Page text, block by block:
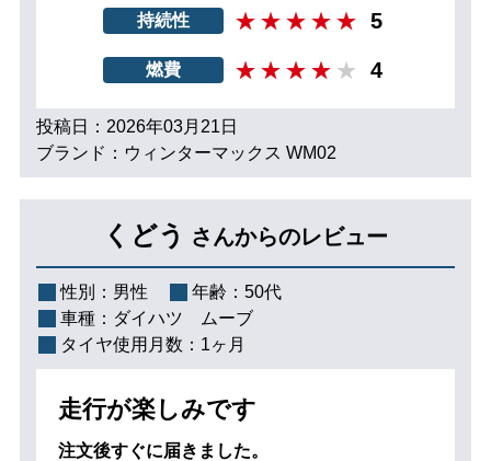
持続性 5
燃費 4
投稿日：2026年03月21日
ブランド：ウィンターマックス WM02
くどう さんからのレビュー
性別： 男性 年齢： 50代
車種： ダイハツ ムーブ
タイヤ使用月数： 1ヶ月
走行が楽しみです
注文後すぐに届きました。